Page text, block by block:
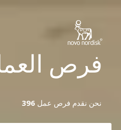
فرص
نحن نقدم فرص عمل396